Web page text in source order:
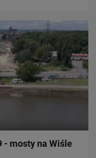
- mosty na Wiśle